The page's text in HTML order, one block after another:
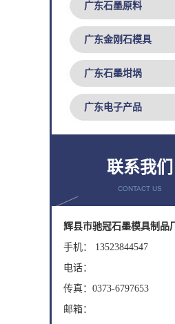
广东石墨原料
广东金刚石模具
广东石墨坩埚
广东电子产品
联系我们
CONTACT US
辉县市驰冠石墨模具制品厂
手机： 13523844547
电话：
传真：0373-6797653
邮箱：